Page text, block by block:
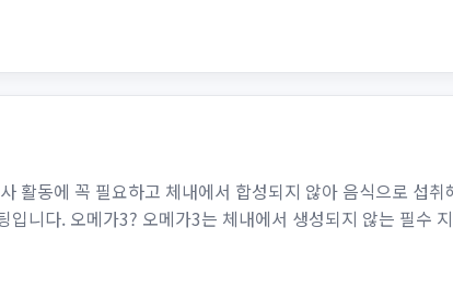
활동에 꼭 필요하고 체내에서 합성되지 않아 음식으로 섭취
니다. 오메가3? 오메가3는 체내에서 생성되지 않는 필수